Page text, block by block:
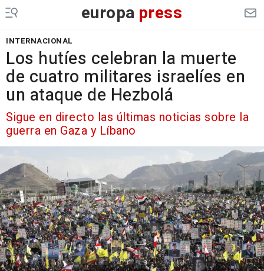
europa press
INTERNACIONAL
Los hutíes celebran la muerte
de cuatro militares israelíes en
un ataque de Hezbolá
Sigue en directo las últimas noticias sobre la
guerra en Gaza y Líbano